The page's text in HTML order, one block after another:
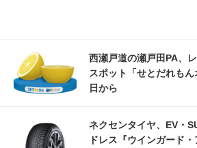
西瀬戸道の瀬戸田PA、
スポット「せとだれも
日から
ネクセンタイヤ、EV・
ドレス『ウインガード